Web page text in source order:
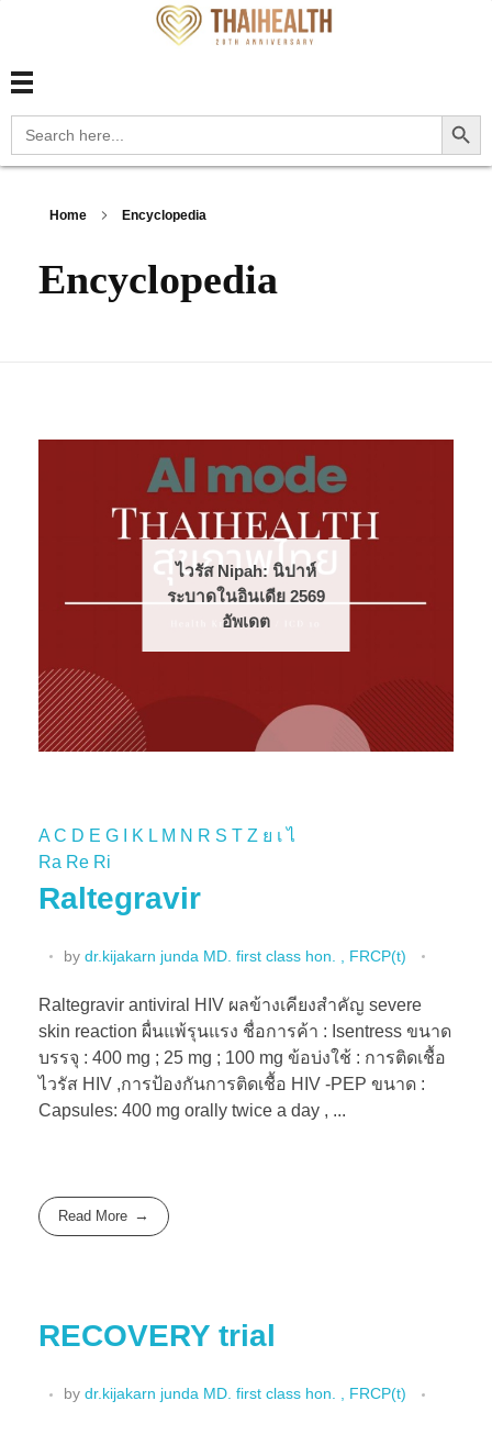
Search
for:
Search Button
Home Encyclopedia
Encyclopedia
รีวิว รักษาโรคอ้วนด้วย
ยาใหม่ (GLP1-
RA)rilaglutide
tirzepatide semaglut...
A C D E G K L M N R S T Z ย เ ไ
Ra Re Ri
Raltegravir
by dr.kijakarn junda MD. first class hon. , FRCP(t)
Raltegravir antiviral HIV ผลข้างเคียงสำคัญ severe
skin reaction ผื่นแพ้รุนแรง ชื่อการค้า : Isentress ขนาด
บรรจุ : 400 mg ; 25 mg ; 100 mg ข้อบ่งใช้ : การติดเชื้อ
ไวรัส HIV ,การป้องกันการติดเชื้อ HIV -PEP ขนาด :
Capsules: 400 mg orally twice a day , ...
Read More
RECOVERY trial
by dr.kijakarn junda MD. first class hon. , FRCP(t)